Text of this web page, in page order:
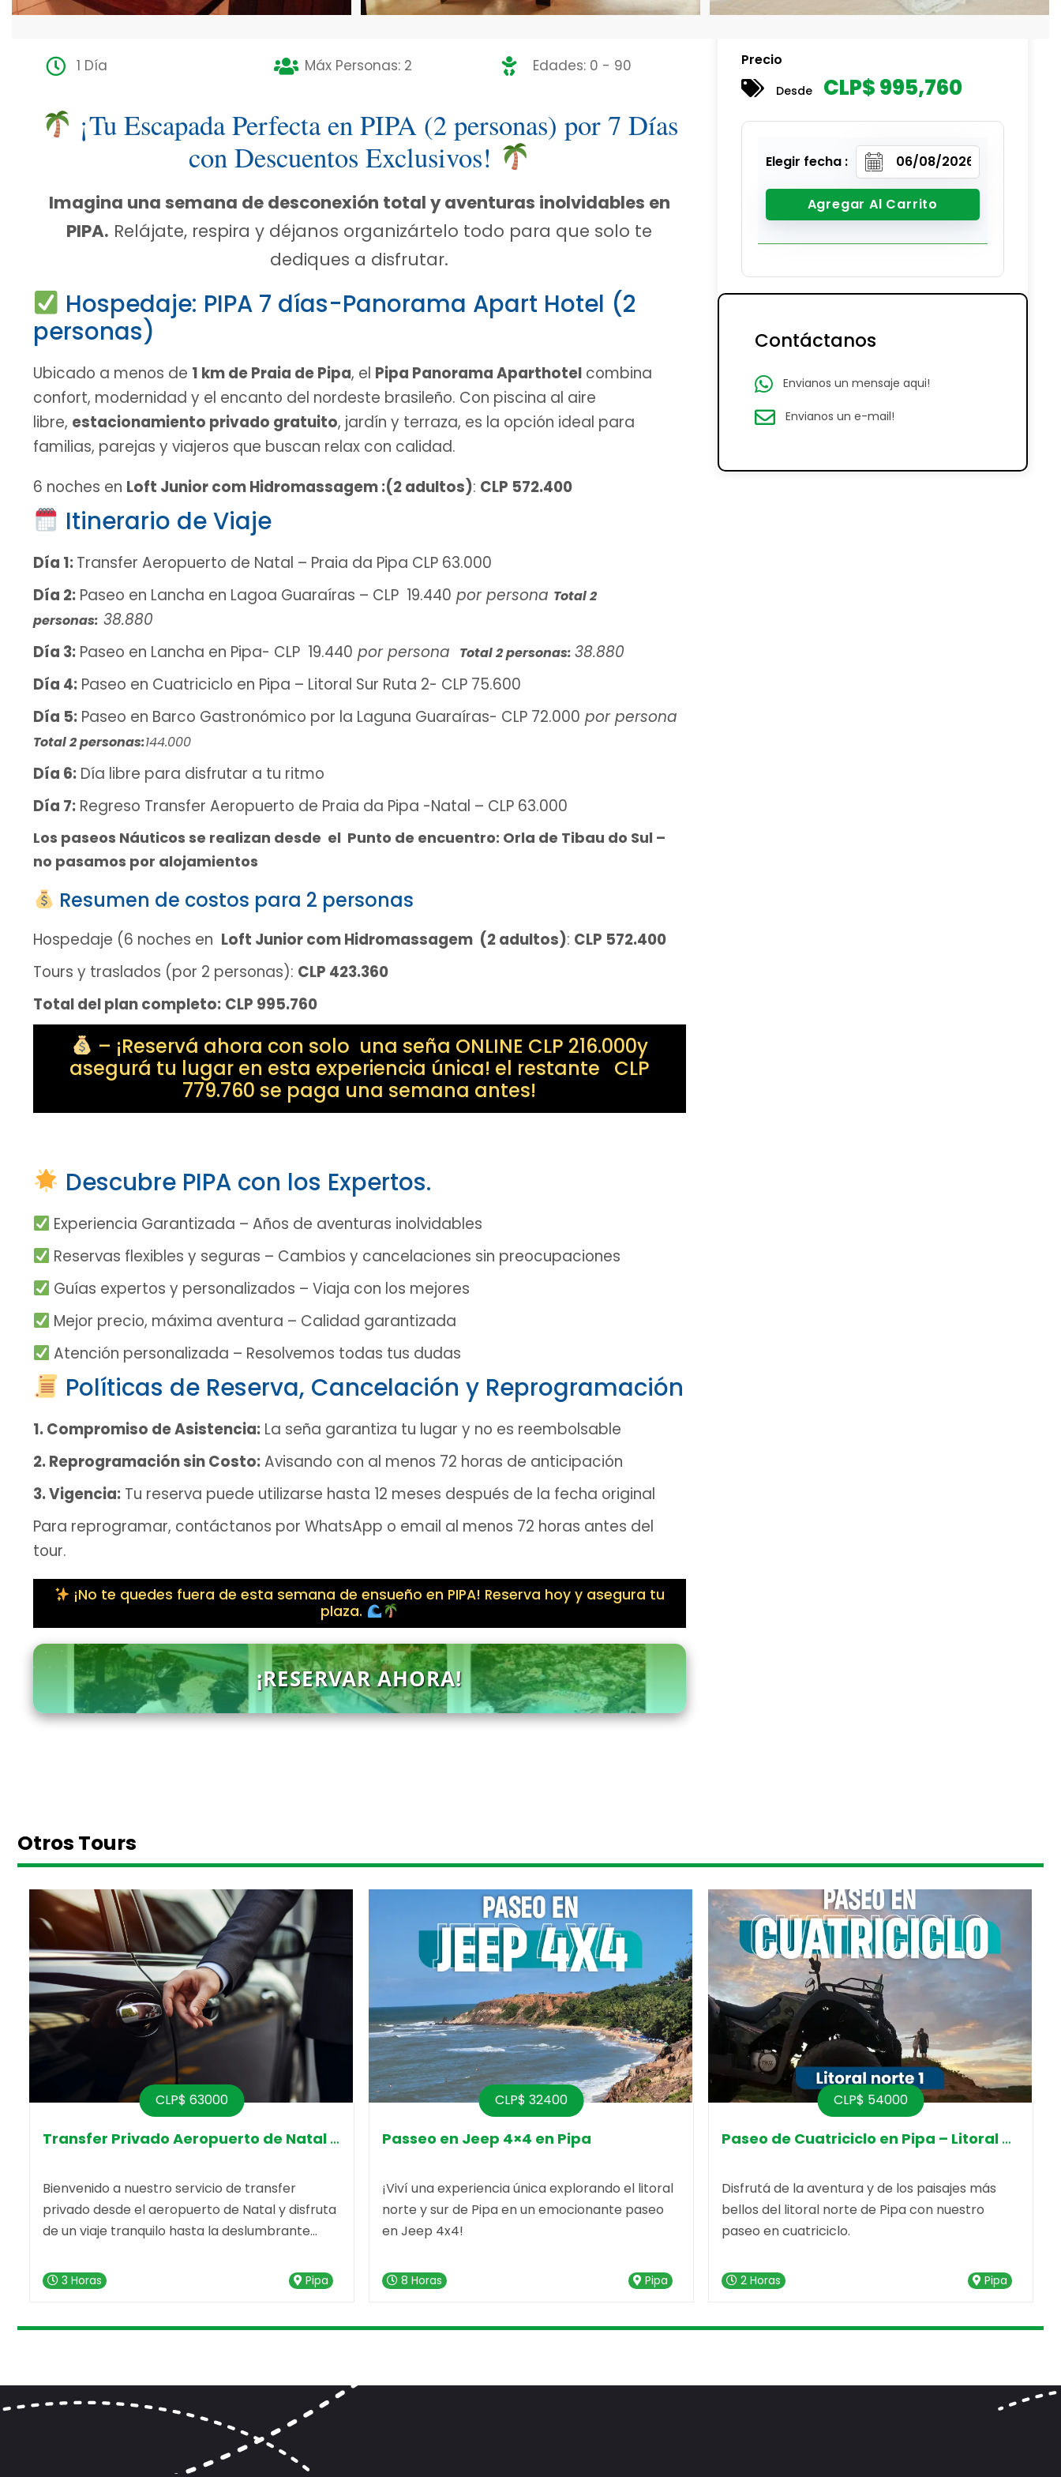
1 Día Máx Personas: 2 Edades: 0 - 90
¡Tu Escapada Perfecta en PIPA (2 personas) por 7 Días
con Descuentos Exclusivos!
Imagina una semana de desconexión total y aventuras inolvidables en
PIPA. Relájate, respira y déjanos organizártelo todo para que solo te
dediques a disfrutar.
Hospedaje: PIPA 7 días-Panorama Apart Hotel (2
personas)
Ubicado a menos de 1 km de Praia de Pipa, el Pipa Panorama Aparthotel combina
confort, modernidad y el encanto del nordeste brasileño. Con piscina al aire
libre, estacionamiento privado gratuito, jardín y terraza, es la opción ideal para
familias, parejas y viajeros que buscan relax con calidad.
6 noches en Loft Junior com Hidromassagem:(2 adultos): CLP 572.400
Itinerario de Viaje
Día 1:Transfer Aeropuerto de Natal – Praia da Pipa CLP 63.000
Día 2: Paseo en Lancha en Lagoa Guaraíras – CLP 19.440 por persona Total 2
personas: 38.880
Día 3: Paseo en Lancha en Pipa- CLP 19.440 por persona Total 2 personas: 38.880
Día 4: Paseo en Cuatriciclo en Pipa – Litoral Sur Ruta 2- CLP 75.600
Día 5: Paseo en Barco Gastronómico por la Laguna Guaraíras- CLP 72.000 por persona
Total 2 personas:144.000
Día 6: Día libre para disfrutar a tu ritmo
Día 7: Regreso Transfer Aeropuerto de Praia da Pipa -Natal – CLP 63.000
Los paseos Náuticos se realizan desde el Punto de encuentro: Orla de Tibau do Sul –
no pasamos por alojamientos
Resumen de costos para 2 personas
Hospedaje (6 noches en Loft Junior com Hidromassagem (2 adultos): CLP 572.400
Tours y traslados (por 2 personas): CLP 423.360
Total del plan completo: CLP 995.760
– ¡Reservá ahora con solo una seña ONLINE CLP 216.000y
asegurá tu lugar en esta experiencia única! el restante CLP
779.760 se paga una semana antes!
Descubre PIPA con los Expertos.
Experiencia Garantizada – Años de aventuras inolvidables
Reservas flexibles y seguras – Cambios y cancelaciones sin preocupaciones
Guías expertos y personalizados – Viaja con los mejores
Mejor precio, máxima aventura – Calidad garantizada
Atención personalizada – Resolvemos todas tus dudas
Políticas de Reserva, Cancelación y Reprogramación
1. Compromiso de Asistencia: La seña garantiza tu lugar y no es reembolsable
2. Reprogramación sin Costo:Avisando con al menos 72 horas de anticipación
3. Vigencia: Tu reserva puede utilizarse hasta 12 meses después de la fecha original
Para reprogramar, contáctanos por WhatsApp o email al menos 72 horas antes del
tour.
¡No te quedes fuera de esta semana de ensueño en PIPA! Reserva hoy y asegura tu
plaza.
¡RESERVAR AHORA!
Precio
Desde CLP$995,760
Elegir fecha :
Agregar Al Carrito
Contáctanos
Envianos un mensaje aqui!
Envianos un e-mail!
Otros Tours
CLP$ 63000
Transfer Privado Aeropuerto de Natal – Praia da Pipa 1 A 4 PAX
Bienvenido a nuestro servicio de transfer
privado desde el aeropuerto de Natal y disfruta
de un viaje tranquilo hasta la deslumbrante
listo para hacer que tu trayecto sea
memorable desde el primer momento.
3 Horas Pipa
CLP$ 32400
Passeo en Jeep 4×4 en Pipa
¡Viví una experiencia única explorando el litoral
norte y sur de Pipa en un emocionante paseo
en Jeep 4x4!
8 Horas Pipa
CLP$ 54000
Disfrutá de la aventura y de los paisajes más
bellos del litoral norte de Pipa con nuestro
paseo en cuatriciclo.
2 Horas Pipa